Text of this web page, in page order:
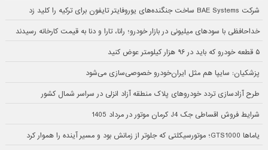
شرکت BAE Systems ساخت جنگنده‌های یوروفایتر تایفون برای ترکیه را کلید زد
خداحافظی با سودهای میلیونی در بازار خودرو؛ رانا، تارا و دنا به قیمت کارخانه رسیدند
۵ قطعه خودرو که باید در ۹۶ هزار کیلومتر عوض کنید
پزشکیان: سایپا هم مثل ایران‌خودرو خصوصی‌سازی می‌شود
طرح آزادسازی تردد خودروهای پلاک منطقه آزاد انزلی در سراسر شمال کشور
شرایط فروش اقساطی جک J4 کرمان موتور در مرداد 1405
یاماها GTS1000؛ موتورسیکلتی که جلوتر از زمانش بود و مسیر آینده را هموار کرد